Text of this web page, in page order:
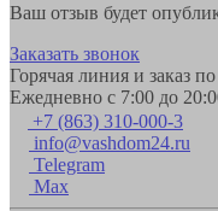
Ваш отзыв будет
Заказать звонок
Горячая линия и заказ
Ежедневно с 7:00 до
+7 (863) 310-000-3
info@vashdom24.ru
Telegram
Max